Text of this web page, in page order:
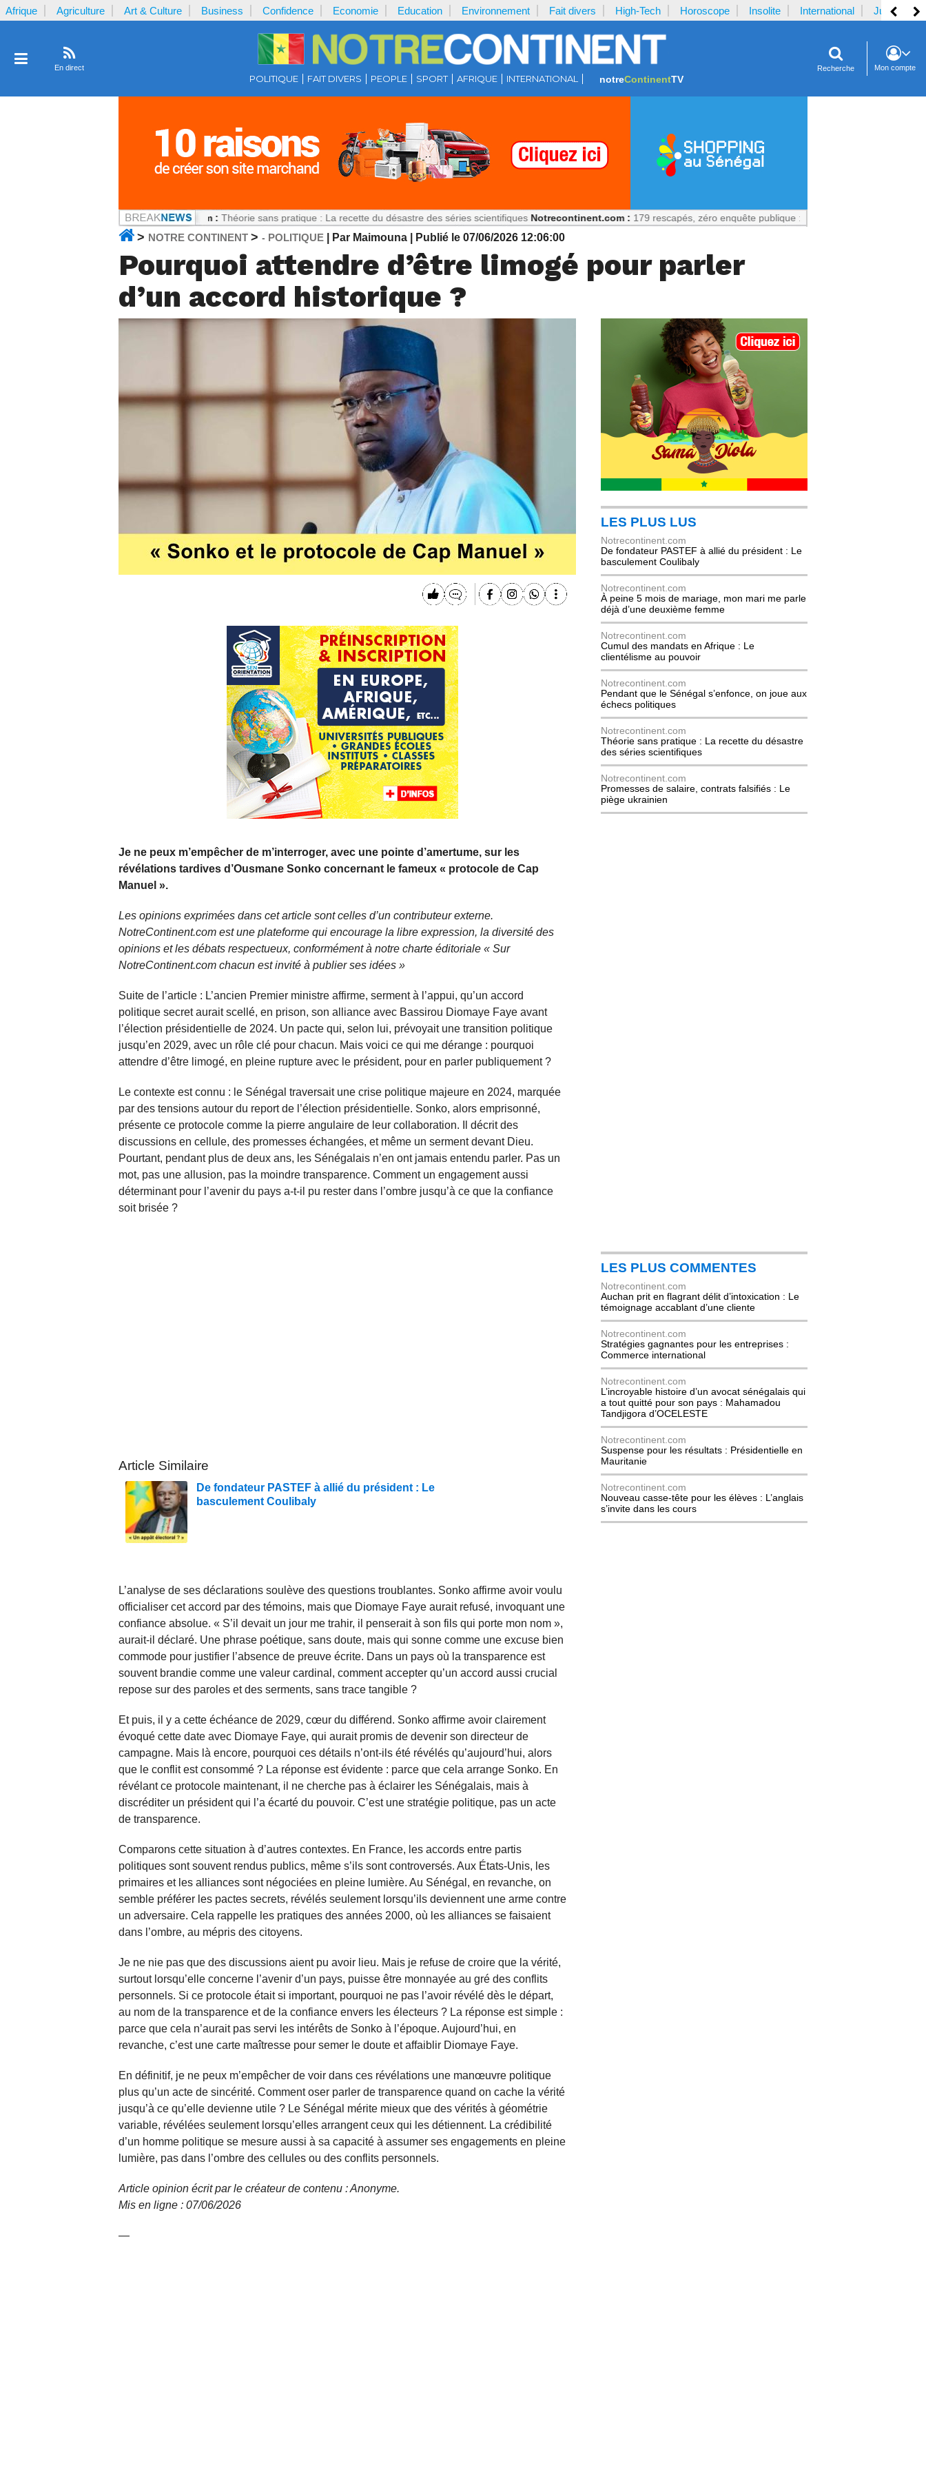
Afrique Agriculture Art & Culture Business Confidence Economie Education Environnement Fait divers High-Tech Horoscope Insolite International Justice
En direct
POLITIQUE FAIT DIVERS PEOPLE SPORT AFRIQUE INTERNATIONAL notreContinentTV
Recherche Mon compte
Notrecontinent.com : Théorie sans pratique : La recette du désastre des séries scientifiques Notrecontinent.com : 179 rescapés, zéro enquête publique : Un échec prévisible
> NOTRE CONTINENT > - POLITIQUE | Par Maimouna | Publié le 07/06/2026 12:06:00
Pourquoi attendre d’être limogé pour parler
d’un accord historique ?
Je ne peux m’empêcher de m’interroger, avec une pointe d’amertume, sur les
révélations tardives d’Ousmane Sonko concernant le fameux « protocole de Cap
Manuel ».
Les opinions exprimées dans cet article sont celles d’un contributeur externe.
NotreContinent.com est une plateforme qui encourage la libre expression, la diversité des
opinions et les débats respectueux, conformément à notre charte éditoriale « Sur
NotreContinent.com chacun est invité à publier ses idées »
Suite de l’article : L’ancien Premier ministre affirme, serment à l’appui, qu’un accord
politique secret aurait scellé, en prison, son alliance avec Bassirou Diomaye Faye avant
l’élection présidentielle de 2024. Un pacte qui, selon lui, prévoyait une transition politique
jusqu’en 2029, avec un rôle clé pour chacun. Mais voici ce qui me dérange : pourquoi
attendre d’être limogé, en pleine rupture avec le président, pour en parler publiquement ?
Le contexte est connu : le Sénégal traversait une crise politique majeure en 2024, marquée
par des tensions autour du report de l’élection présidentielle. Sonko, alors emprisonné,
présente ce protocole comme la pierre angulaire de leur collaboration. Il décrit des
discussions en cellule, des promesses échangées, et même un serment devant Dieu.
Pourtant, pendant plus de deux ans, les Sénégalais n’en ont jamais entendu parler. Pas un
mot, pas une allusion, pas la moindre transparence. Comment un engagement aussi
déterminant pour l’avenir du pays a-t-il pu rester dans l’ombre jusqu’à ce que la confiance
soit brisée ?
Article Similaire
De fondateur PASTEF à allié du président : Le
basculement Coulibaly
L’analyse de ses déclarations soulève des questions troublantes. Sonko affirme avoir voulu
officialiser cet accord par des témoins, mais que Diomaye Faye aurait refusé, invoquant une
confiance absolue. « S’il devait un jour me trahir, il penserait à son fils qui porte mon nom »,
aurait-il déclaré. Une phrase poétique, sans doute, mais qui sonne comme une excuse bien
commode pour justifier l’absence de preuve écrite. Dans un pays où la transparence est
souvent brandie comme une valeur cardinal, comment accepter qu’un accord aussi crucial
repose sur des paroles et des serments, sans trace tangible ?
Et puis, il y a cette échéance de 2029, cœur du différend. Sonko affirme avoir clairement
évoqué cette date avec Diomaye Faye, qui aurait promis de devenir son directeur de
campagne. Mais là encore, pourquoi ces détails n’ont-ils été révélés qu’aujourd’hui, alors
que le conflit est consommé ? La réponse est évidente : parce que cela arrange Sonko. En
révélant ce protocole maintenant, il ne cherche pas à éclairer les Sénégalais, mais à
discréditer un président qui l’a écarté du pouvoir. C’est une stratégie politique, pas un acte
de transparence.
Comparons cette situation à d’autres contextes. En France, les accords entre partis
politiques sont souvent rendus publics, même s’ils sont controversés. Aux États-Unis, les
primaires et les alliances sont négociées en pleine lumière. Au Sénégal, en revanche, on
semble préférer les pactes secrets, révélés seulement lorsqu’ils deviennent une arme contre
un adversaire. Cela rappelle les pratiques des années 2000, où les alliances se faisaient
dans l’ombre, au mépris des citoyens.
Je ne nie pas que des discussions aient pu avoir lieu. Mais je refuse de croire que la vérité,
surtout lorsqu’elle concerne l’avenir d’un pays, puisse être monnayée au gré des conflits
personnels. Si ce protocole était si important, pourquoi ne pas l’avoir révélé dès le départ,
au nom de la transparence et de la confiance envers les électeurs ? La réponse est simple :
parce que cela n’aurait pas servi les intérêts de Sonko à l’époque. Aujourd’hui, en
revanche, c’est une carte maîtresse pour semer le doute et affaiblir Diomaye Faye.
En définitif, je ne peux m’empêcher de voir dans ces révélations une manœuvre politique
plus qu’un acte de sincérité. Comment oser parler de transparence quand on cache la vérité
jusqu’à ce qu’elle devienne utile ? Le Sénégal mérite mieux que des vérités à géométrie
variable, révélées seulement lorsqu’elles arrangent ceux qui les détiennent. La crédibilité
d’un homme politique se mesure aussi à sa capacité à assumer ses engagements en pleine
lumière, pas dans l’ombre des cellules ou des conflits personnels.
Article opinion écrit par le créateur de contenu : Anonyme.
Mis en ligne : 07/06/2026
—
LES PLUS LUS
Notrecontinent.com
De fondateur PASTEF à allié du président : Le
basculement Coulibaly
Notrecontinent.com
À peine 5 mois de mariage, mon mari me parle
déjà d’une deuxième femme
Notrecontinent.com
Cumul des mandats en Afrique : Le
clientélisme au pouvoir
Notrecontinent.com
Pendant que le Sénégal s’enfonce, on joue aux
échecs politiques
Notrecontinent.com
Théorie sans pratique : La recette du désastre
des séries scientifiques
Notrecontinent.com
Promesses de salaire, contrats falsifiés : Le
piège ukrainien
LES PLUS COMMENTES
Notrecontinent.com
Auchan prit en flagrant délit d’intoxication : Le
témoignage accablant d’une cliente
Notrecontinent.com
Stratégies gagnantes pour les entreprises :
Commerce international
Notrecontinent.com
L’incroyable histoire d’un avocat sénégalais qui
a tout quitté pour son pays : Mahamadou
Tandjigora d’OCELESTE
Notrecontinent.com
Suspense pour les résultats : Présidentielle en
Mauritanie
Notrecontinent.com
Nouveau casse-tête pour les élèves : L’anglais
s’invite dans les cours